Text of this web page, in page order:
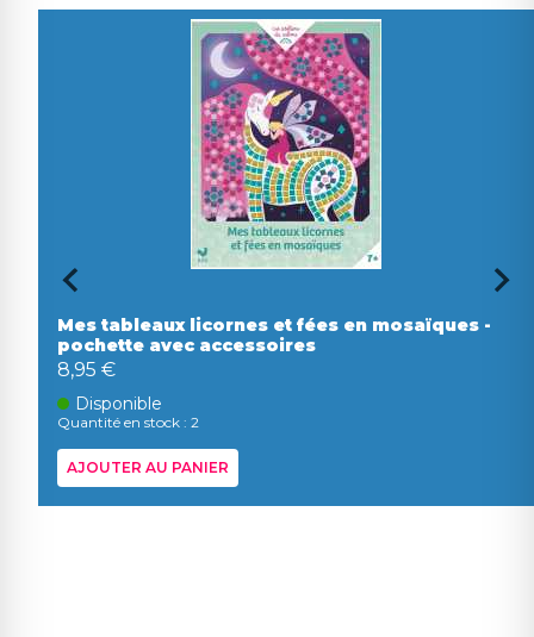
Mes tableaux licornes et fées en mosaïques -
pochette avec accessoires
8,95 €
Disponible
Quantité en stock : 2
AJOUTER AU PANIER